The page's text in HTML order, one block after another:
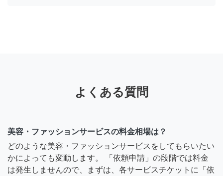
よくある質問
美容・ファッションサービスの料金相場は？
どのような美容・ファッションサービスをしてもらいたい
かによっても変動します。 「依頼申請」の段階では料金
は発生しませんので、まずは、各サービスチケットに「依